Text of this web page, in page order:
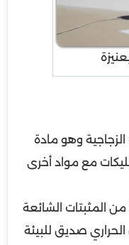
وهو مادة
مع مواد أخرى
من المثبتات الشائعة
صديق للبيئة